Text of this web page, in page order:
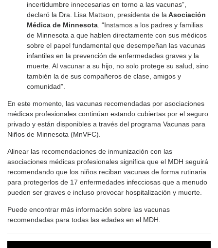
incertidumbre innecesarias en torno a las vacunas”,
declaró la Dra. Lisa Mattson, presidenta de laAsociación
Médica de Minnesota. “Instamos a los padres y familias
de Minnesota a que hablen directamente con sus médicos
sobre el papel fundamental que desempeñan las vacunas
infantiles en la prevención de enfermedades graves y la
muerte. Al vacunar a su hijo, no solo protege su salud, sino
también la de sus compañeros de clase, amigos y
comunidad”.
En este momento, las vacunas recomendadas por asociaciones
médicas profesionales continúan estando cubiertas por el seguro
privado y están disponibles a través del programa Vacunas para
Niños de Minnesota (MnVFC).
Alinear las recomendaciones de inmunización con las
asociaciones médicas profesionales significa que el MDH seguirá
recomendando que los niños reciban vacunas de forma rutinaria
para protegerlos de 17 enfermedades infecciosas que a menudo
pueden ser graves e incluso provocar hospitalización y muerte.
Puede encontrar más información sobre las vacunas
recomendadas para todas las edades en el MDH.